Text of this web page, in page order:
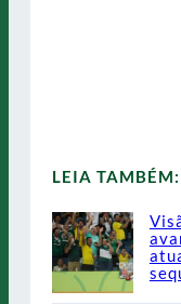
LEIA TAMBÉM: